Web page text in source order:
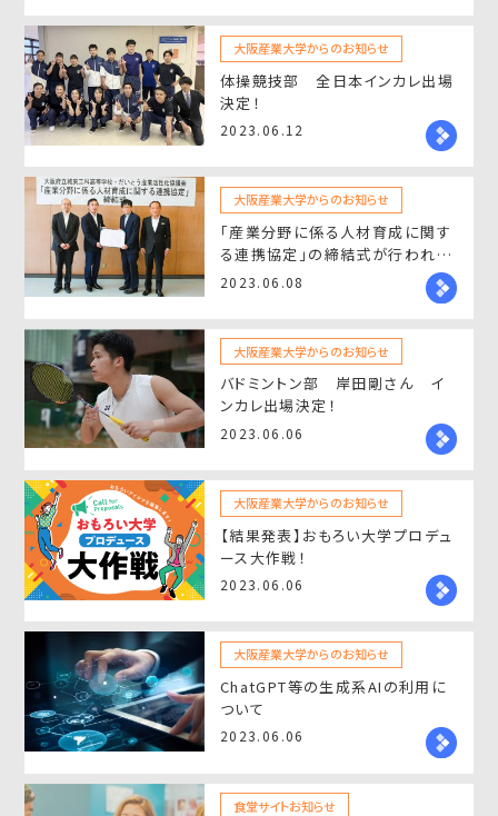
大阪産業大学からのお知らせ
体操競技部 全日本インカレ出場
決定！
2023.06.12
大阪産業大学からのお知らせ
「産業分野に係る人材育成に関す
る連携協定」の締結式が行われま
した。
2023.06.08
大阪産業大学からのお知らせ
バドミントン部 岸田剛さん イ
ンカレ出場決定！
2023.06.06
大阪産業大学からのお知らせ
【結果発表】おもろい大学プロデュ
ース大作戦！
2023.06.06
大阪産業大学からのお知らせ
ChatGPT等の生成系AIの利用に
ついて
2023.06.06
食堂サイトお知らせ